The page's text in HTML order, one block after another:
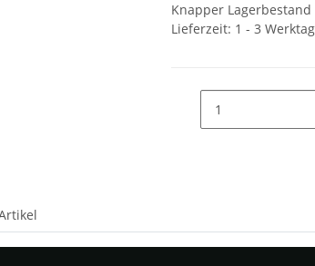
Knapper Lagerbestand
Lieferzeit: 1 - 3